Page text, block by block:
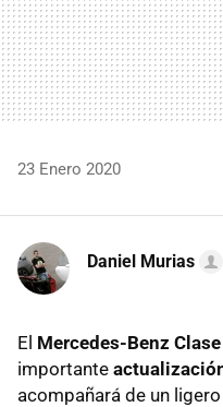
23 Enero 2020
Daniel Murias
El Mercedes-Benz Clase
importante
acompañará de un